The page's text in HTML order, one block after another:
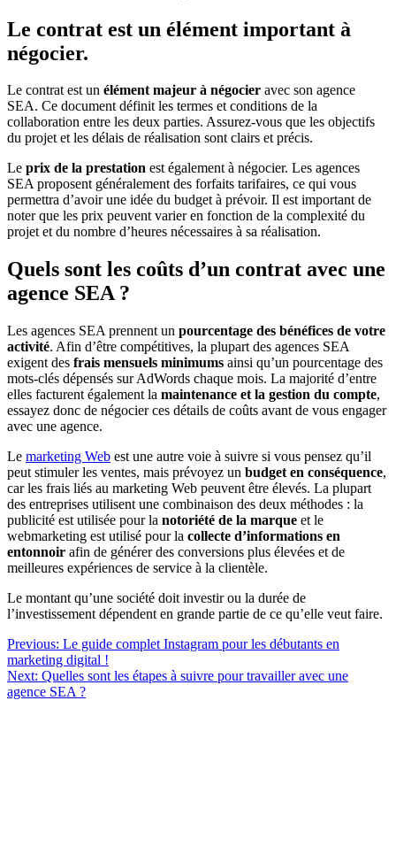
Le contrat est un élément important à
négocier.
Le contrat est un élément majeur à négocier avec son agence
SEA. Ce document définit les termes et conditions de la
collaboration entre les deux parties. Assurez-vous que les objectifs
du projet et les délais de réalisation sont clairs et précis.
Le prix de la prestation est également à négocier. Les agences
SEA proposent généralement des forfaits tarifaires, ce qui vous
permettra d’avoir une idée du budget à prévoir. Il est important de
noter que les prix peuvent varier en fonction de la complexité du
projet et du nombre d’heures nécessaires à sa réalisation.
Quels sont les coûts d’un contrat avec une
agence SEA ?
Les agences SEA prennent un pourcentage des bénéfices de votre
activité. Afin d’être compétitives, la plupart des agences SEA
exigent des frais mensuels minimums ainsi qu’un pourcentage des
mots-clés dépensés sur AdWords chaque mois. La majorité d’entre
elles facturent également la maintenance et la gestion du compte,
essayez donc de négocier ces détails de coûts avant de vous engager
avec une agence.
Le marketing Web est une autre voie à suivre si vous pensez qu’il
peut stimuler les ventes, mais prévoyez un budget en conséquence,
car les frais liés au marketing Web peuvent être élevés. La plupart
des entreprises utilisent une combinaison des deux méthodes : la
publicité est utilisée pour la notoriété de la marque et le
webmarketing est utilisé pour la collecte d’informations en
entonnoir afin de générer des conversions plus élevées et de
meilleures expériences de service à la clientèle.
Le montant qu’une société doit investir ou la durée de
l’investissement dépendent en grande partie de ce qu’elle veut faire.
Navigation
de
l’article
Previous: Le guide complet Instagram pour les débutants en
marketing digital !
Next: Quelles sont les étapes à suivre pour travailler avec une
agence SEA ?